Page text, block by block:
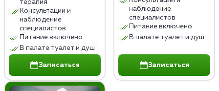
терапия
Консультации и
наблюдение
специалистов
Питание включено
В палате туалет и душ
Записаться
наблюдение
специалистов
Питание включено
В палате туалет и душ
Записаться